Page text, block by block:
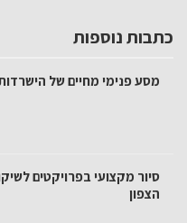
כתבות נוספות
מסע פנימי מחיים של
סיור מקצועי בפרויקטים
הצפון